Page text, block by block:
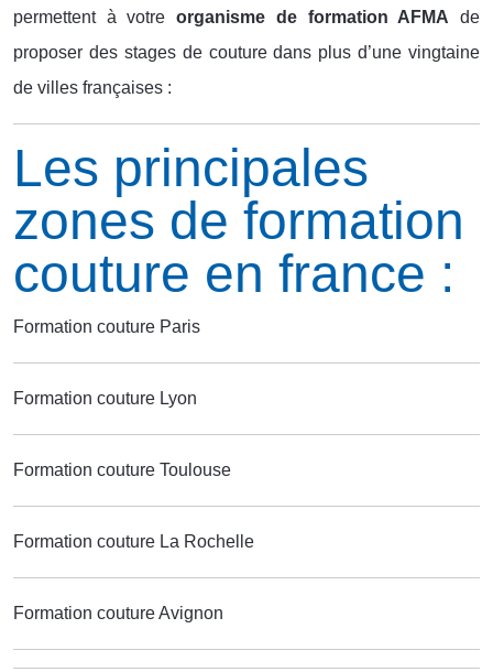
permettent à votreorganisme de formation AFMA de
proposer des stages de couture dans plus d’une vingtaine
de villes françaises :
Les principales
zones de formation
couture en france :
Formation couture Paris
Formation couture Lyon
Formation couture Toulouse
Formation couture La Rochelle
Formation couture Avignon